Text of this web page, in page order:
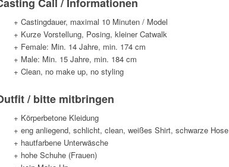
+ Castingdauer, maximal 10 Minuten / Model
+ Kurze Vorstellung, Posing, kleiner Catwalk
+ Female: Min. 14 Jahre, min. 174 cm
+ Male: Min. 15 Jahre, min. 184 cm
+ Clean, no make up, no styling
/ bitte mitbringen
+ Körperbetone Kleidung
+ eng anliegend, schlicht, clean, weißes Shirt, schwarze Hose
+ hautfarbene Unterwäsche
+ hohe Schuhe (Frauen)